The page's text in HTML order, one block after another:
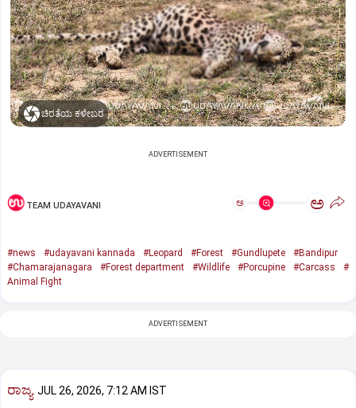
ಚಿರತೆಯ ಕಳೇಬರ
ADVERTISEMENT
TEAM UDAYAVANI ಅ ಅ
#news #udayavani kannada #Leopard #Forest #Gundlupete
#Bandipur
#Chamarajanagara
#Forest department #Wildlife #Porcupine #Carcass
#
Animal Fight
ADVERTISEMENT
ರಾಜ್ಯ JUL 26, 2026, 7:12 AM IST